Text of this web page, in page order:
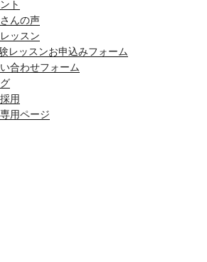
ト
んの声
ッスン
レッスンお申込みフォーム
合わせフォーム
用
用ページ